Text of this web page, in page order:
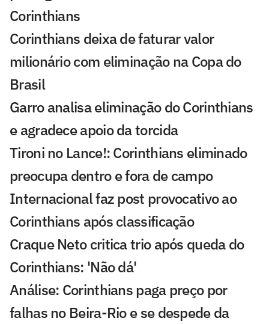
Corinthians
Corinthians deixa de faturar valor
milionário com eliminação na Copa do
Brasil
Garro analisa eliminação do Corinthians
e agradece apoio da torcida
Tironi no Lance!: Corinthians eliminado
preocupa dentro e fora de campo
Internacional faz post provocativo ao
Corinthians após classificação
Craque Neto critica trio após queda do
Corinthians: 'Não dá'
Análise: Corinthians paga preço por
falhas no Beira-Rio e se despede da